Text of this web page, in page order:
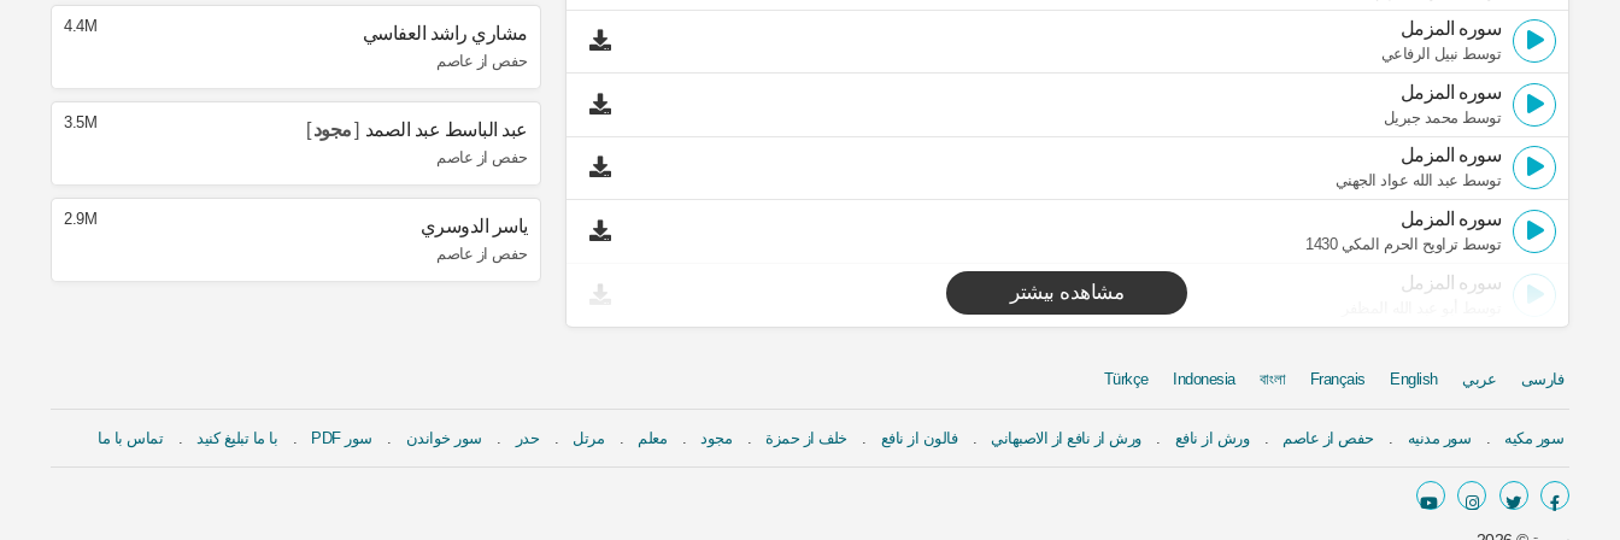
سوره المزمل
توسط نبيل الرفاعي
سوره المزمل
توسط محمد جبريل
سوره المزمل
توسط عبد الله عواد الجهني
سوره المزمل
توسط تراويح الحرم المكي 1430
سوره المزمل مشاهده بیشتر
مشاري راشد العفاسي
حفص از عاصم
4.4M
عبد الباسط عبد الصمد مجود
حفص از عاصم
3.5M
ياسر الدوسري
حفص از عاصم
2.9M
فارسی عربي English
Français
বাংলা
Indonesia
Türkçe
سور مكيه سور مدنيه حفص از عاصم ورش از نافع ورش از نافع از الاصبهاني فالون از نافع خلف از حمزة مجود معلم مرتل حدر سور خواندن سور PDF با ما تبلیغ کنید تماس با ما